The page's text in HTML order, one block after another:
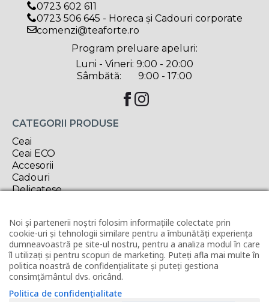
CATEGORII PRODUSE
Ceai
Ceai ECO
Accesorii
Cadouri
Delicatese
INFORMAȚII UTILE
Contact
Horeca
Revânzător Tea Forté
Condiții de livrare
Modalități de plată
0723 602 611
0723 506 645 - Horeca și Cadouri corporate
comenzi@teaforte.ro
Program preluare apeluri:
Luni - Vineri: 9:00 - 20:00
Sâmbătă: 9:00 - 17:00
Noi și partenerii noștri folosim informațiile colectate prin
cookie-uri și tehnologii similare pentru a îmbunătăți experiența
dumneavoastră pe site-ul nostru, pentru a analiza modul în care
îl utilizați și pentru scopuri de marketing. Puteți afla mai multe în
politica noastră de confidențialitate și puteți gestiona
consimțământul dvs. oricând.
Politica de confidențialitate